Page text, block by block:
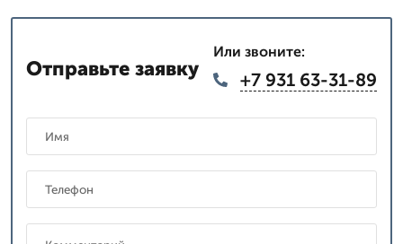
Отправьте заявку
Или звоните:
+7 931 63-31-89